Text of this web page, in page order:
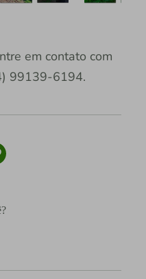
em contato com
99139-6194.